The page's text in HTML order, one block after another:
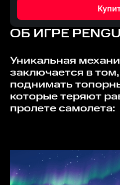
ОБ ИГРЕ
Уникальная механика игры
заключается в
поднимать
которые теряют
пролете самолета: